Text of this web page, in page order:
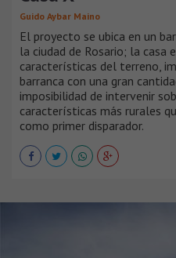
Guido Aybar Maino
El proyecto se ubica en un
la ciudad de Rosario; la casa
características del terreno,
barranca con una gran
imposibilidad de intervenir
características más rurales
como primer disparador.